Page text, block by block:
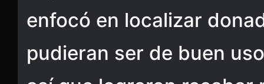
enfocó en localizar
pudieran ser de buen